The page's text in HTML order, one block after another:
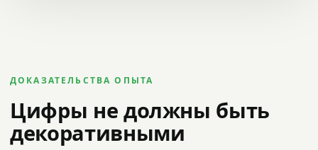
ДОКАЗАТЕЛЬСТВА ОПЫТА
Цифры не должны быть
декоративными